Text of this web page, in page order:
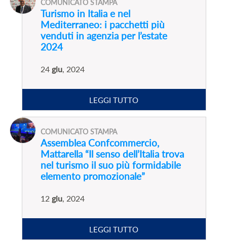
COMUNICATO STAMPA
Turismo in Italia e nel
Mediterraneo: i pacchetti più
venduti in agenzia per l’estate
2024
24 giu, 2024
LEGGI TUTTO
COMUNICATO STAMPA
Assemblea Confcommercio,
Mattarella “Il senso dell’Italia trova
nel turismo il suo più formidabile
elemento promozionale”
12 giu, 2024
LEGGI TUTTO